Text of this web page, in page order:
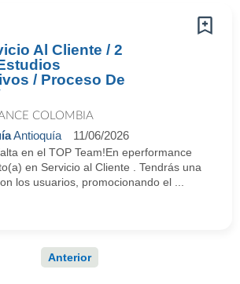
Al Cliente / 2
/ Proceso De
COLOMBIA
Antioquía 11/06/2026
en el TOP Team!En eperformance
en Servicio al Cliente . Tendrás una
los usuarios, promocionando el ...
Anterior